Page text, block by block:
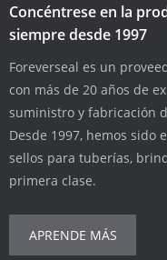
Concéntrese en la
siempre desde 1997
Foreverseal es un
con más de 20 años de
suministro y fabricación
Desde 1997, hemos
sellos para tuberías,
primera clase.
APRENDE MÁS